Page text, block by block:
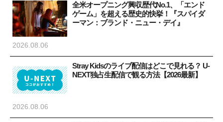
全米オープニング興収歴代No.1、「エンド
ゲーム」を超える歴史的快挙！『スパイダ
ーマン：ブランド・ニュー・デイ』
2026.08.06
Stray Kidsのライブ配信はどこで見れる？ U-
NEXT独占生配信で観る方法【2026最新】
2026.08.06